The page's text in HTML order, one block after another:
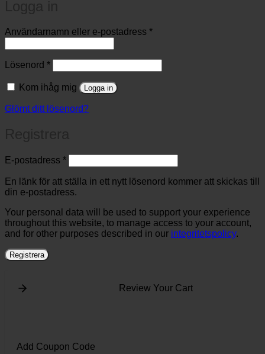
Användarnamn eller e-postadress *Obligatoriskt
Lösenord *Obligatoriskt
Kom ihåg mig Logga in
Glömt ditt lösenord?
E-postadress *Obligatoriskt
En länk för att ställa in ett nytt lösenord kommer att skickas till
din e-postadress.
Your personal data will be used to support your experience
throughout this website, to manage access to your account,
and for other purposes described in our integritetspolicy.
Registrera
Review Your Cart
Add Coupon Code